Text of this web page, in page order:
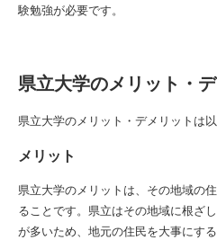
験勉強が必要です。
県立大学のメリット・
県立大学のメリット・デメリットは以
メリット
県立大学のメリットは、その地域の
ることです。県立はその地域に根ざ
が多いため、地元の住民を大事にす